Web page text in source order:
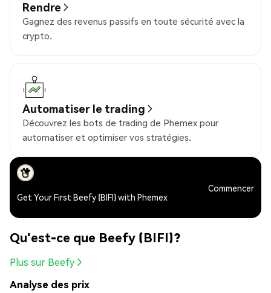
Rendre
Gagnez des revenus passifs en toute sécurité avec la
crypto.
Automatiser le trading
Découvrez les bots de trading de Phemex pour
automatiser et optimiser vos stratégies.
Get Your First Beefy (BIFI) with Phemex
Commencer
Qu'est-ce que Beefy (BIFI)?
Plus sur Beefy
Analyse des prix